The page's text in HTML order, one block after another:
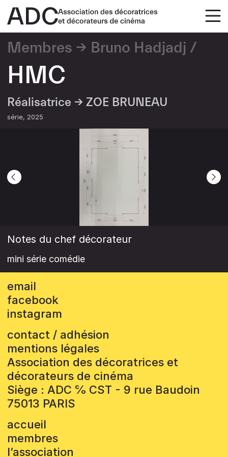
Membres Bruno Hadjadj
HMC
Réalisatrice → ZOE BRUNEAU
série 2025
Notes du chef décorateur
mini série comédie
email
facebook
instagram
contact / adhésion
mentions légales
Association des décoratrices et
décorateurs de cinéma
Siège : ADC ℅ CST - 9 rue Baudoin
75013 PARIS
accueil
membres
l’association